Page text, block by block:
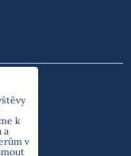
k
a
v